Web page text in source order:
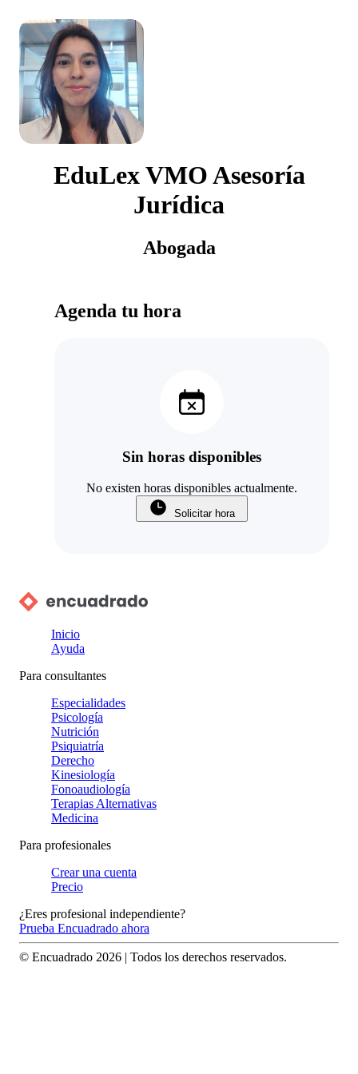
EduLex VMO Asesoría
Jurídica
Abogada
Agenda tu hora
Sin horas disponibles
No existen horas disponibles actualmente.
Solicitar hora
Inicio
Ayuda
Para consultantes
Especialidades
Psicología
Nutrición
Psiquiatría
Derecho
Kinesiología
Fonoaudiología
Terapias Alternativas
Medicina
Para profesionales
Crear una cuenta
Precio
¿Eres profesional independiente?
Prueba Encuadrado ahora
© Encuadrado 2026 | Todos los derechos reservados.